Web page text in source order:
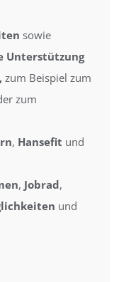
sowie
Unterstützung
zum Beispiel zum
zum
, Hansefit und
, Jobrad,
und